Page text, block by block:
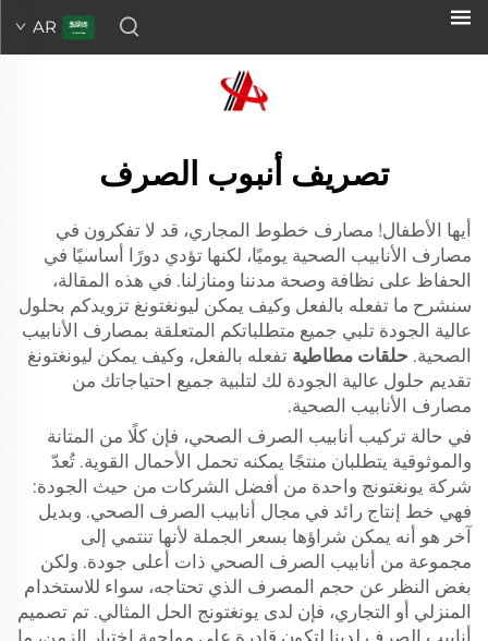
AR
تصريف أنبوب الصرف
أيها الأطفال! مصارف خطوط المجاري، قد لا تفكرون في
مصارف الأنابيب الصحية يوميًا، لكنها تؤدي دورًا أساسيًا في
الحفاظ على نظافة وصحة مدننا ومنازلنا. في هذه المقالة،
سنشرح ما تفعله بالفعل وكيف يمكن ليونغتونغ تزويدكم بحلول
عالية الجودة تلبي جميع متطلباتكم المتعلقة بمصارف الأنابيب
الصحية. حلقات مطاطية تفعله بالفعل، وكيف يمكن ليونغتونغ
تقديم حلول عالية الجودة لك لتلبية جميع احتياجاتك من
مصارف الأنابيب الصحية.
في حالة تركيب أنابيب الصرف الصحي، فإن كلًا من المتانة
والموثوقية يتطلبان منتجًا يمكنه تحمل الأحمال القوية. تُعدّ
شركة يونغتونج واحدة من أفضل الشركات من حيث الجودة:
فهي خط إنتاج رائد في مجال أنابيب الصرف الصحي. وبديل
آخر هو أنه يمكن شراؤها بسعر الجملة لأنها تنتمي إلى
مجموعة من أنابيب الصرف الصحي ذات أعلى جودة. ولكن
بغض النظر عن حجم المصرف الذي تحتاجه، سواء للاستخدام
المنزلي أو التجاري، فإن لدى يونغتونج الحل المثالي. تم تصميم
أنابيب الصرف لدينا لتكون قادرة على مواجهة اختبار الزمن، ما